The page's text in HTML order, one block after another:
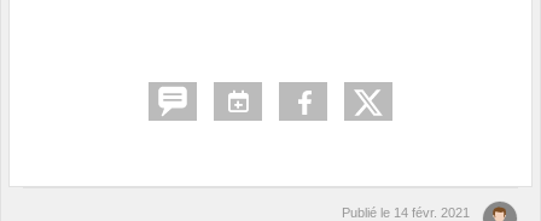
Publié le 14 févr. 2021